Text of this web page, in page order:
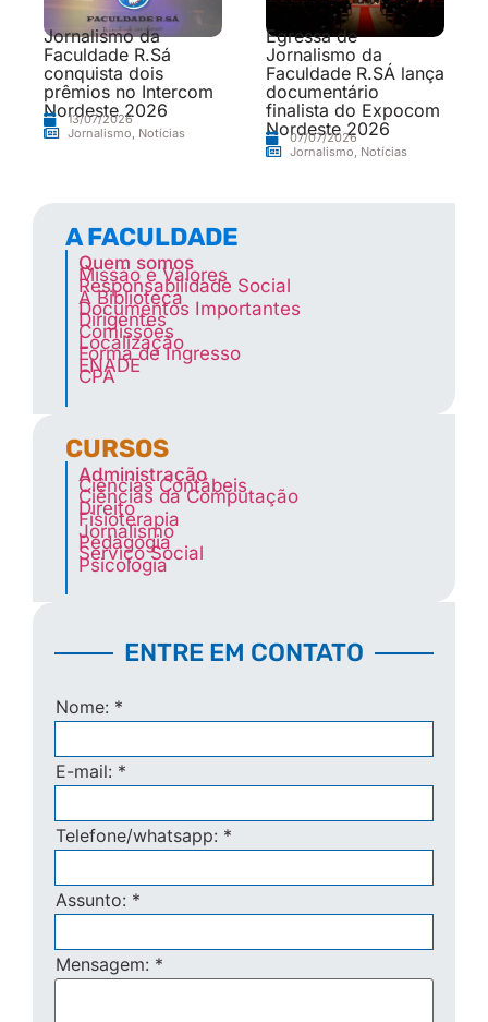
Jornalismo da
Faculdade R.Sá
conquista dois
prêmios no Intercom
Nordeste 2026
13/07/2026
Jornalismo, Notícias
Egressa de
Jornalismo da
Faculdade R.SÁ lança
documentário
finalista do Expocom
Nordeste 2026
07/07/2026
Jornalismo, Notícias
A FACULDADE
Quem somos
Missão e Valores
Responsabilidade Social
A Biblioteca
Documentos Importantes
Dirigentes
Comissões
Localização
Forma de Ingresso
ENADE
CPA
CURSOS
Administração
Ciências Contábeis
Ciências da Computação
Direito
Fisioterapia
Jornalismo
Pedagogia
Serviço Social
Psicologia
ENTRE EM CONTATO
Nome: *
E-mail: *
Telefone/whatsapp: *
Assunto: *
Mensagem: *